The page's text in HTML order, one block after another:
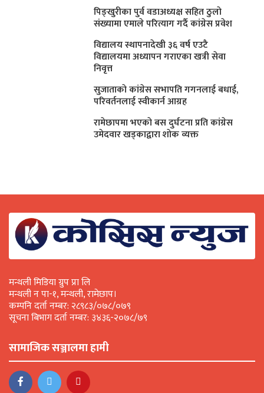
पिङ्खुरीका पुर्व वडाअध्यक्ष सहित ठुलाे
संख्यामा एमाले परित्याग गर्दै कांग्रेस प्रवेश
विद्यालय स्थापनादेखी ३६ वर्ष एउटै
विद्यालयमा अध्यापन गराएका खत्री सेवा
निवृत्त
सुजाताकाे कांग्रेस सभापति गगनलाई बधाई,
परिवर्तनलाई स्वीकार्न आग्रह
रामेछापमा भएकाे बस दुर्घटना प्रति कांग्रेस
उमेदवार खड्काद्वारा शाेक व्यक्त
मन्थली मिडिया ग्रुप प्रा लि
मन्थली न पा-१, मन्थली, रामेछाप।
कम्पनि दर्ता नम्बर: २८९८३/०७८/०७९
सूचना बिभाग दर्ता नम्बर: ३४३६-२०७८/७९
सामाजिक सञ्जालमा हामी